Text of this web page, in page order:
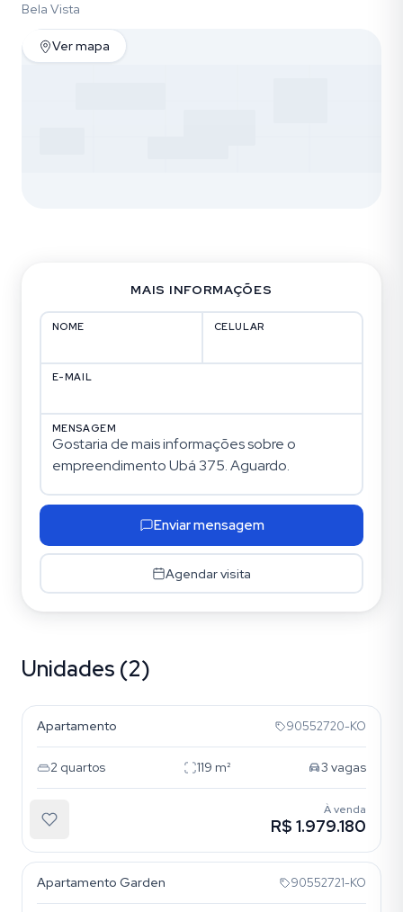
Bela Vista
Ver mapa
MAIS INFORMAÇÕES
NOME CELULAR
E-MAIL
MENSAGEM
Enviar mensagem
Agendar visita
Unidades (2)
Bela Vista
Apartamento 90552720-KO
2 quartos 119 m² 3 vagas
À venda
R$ 1.979.180
Apartamento Garden 90552721-KO